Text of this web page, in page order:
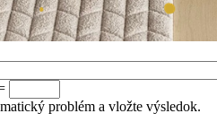
problém a vložte výsledok.